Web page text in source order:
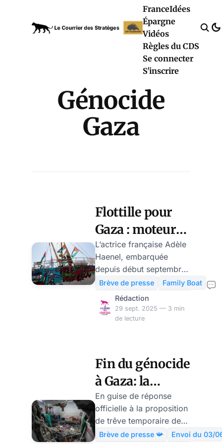
FranceIdées
Épargne
Vidéos
Règles du CDS
Se connecter
S'inscrire
Génocide
Gaza
Flottille pour
Gaza : moteurs
en panne et
gouvernements
aux abonnés
absents
L’actrice française Adèle
Haenel, embarquée
depuis début septembre
sur la Global Sumud
Flotilla, a dû quitter la
mission après une panne
moteur sur son navire.
détermination à soutenir
la cause palestinienne et
à dénoncer le blocus
israélien, qualifié de «
génocide » par ses mots.
Son départ relève
également le rôle ambigu
Brève de presse
Family Boat
Rédaction
29 sept. 2025 — 3 min
de lecture
Fin du génocide
à Gaza: la
proposition du
Hamas rejetée
par Washington
En guise de réponse
officielle à la proposition
de trêve temporaire de
60 jours par Israël
Brève de presse 📯
Envoi du 03/